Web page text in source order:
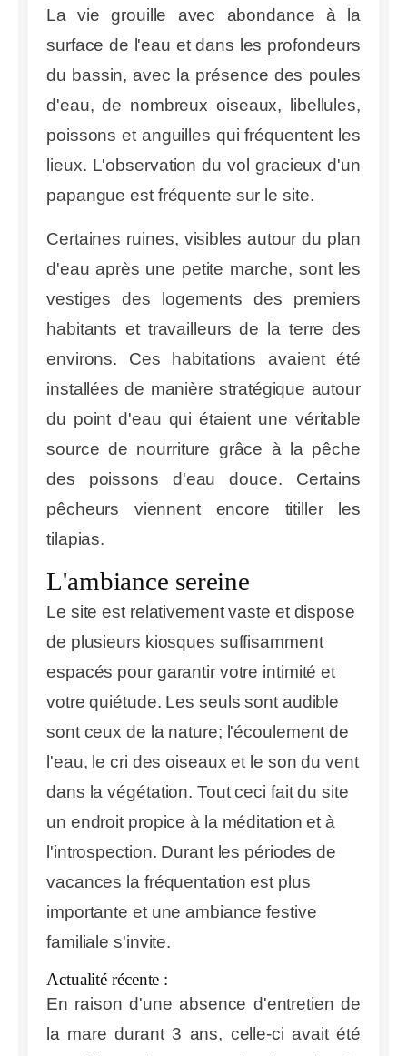
La vie grouille avec abondance à la
surface de l'eau et dans les profondeurs
du bassin, avec la présence des poules
d'eau, de nombreux oiseaux, libellules,
poissons et anguilles qui fréquentent les
lieux. L'observation du vol gracieux d'un
papangue est fréquente sur le site.
Certaines ruines, visibles autour du plan
d'eau après une petite marche, sont les
vestiges des logements des premiers
habitants et travailleurs de la terre des
environs. Ces habitations avaient été
installées de manière stratégique autour
du point d'eau qui étaient une véritable
source de nourriture grâce à la pêche
des poissons d'eau douce. Certains
pêcheurs viennent encore titiller les
tilapias.
L'ambiance sereine
Le site est relativement vaste et dispose
de plusieurs kiosques suffisamment
espacés pour garantir votre intimité et
votre quiétude. Les seuls sont audible
sont ceux de la nature; l'écoulement de
l'eau, le cri des oiseaux et le son du vent
dans la végétation. Tout ceci fait du site
un endroit propice à la méditation et à
l'introspection. Durant les périodes de
vacances la fréquentation est plus
importante et une ambiance festive
familiale s'invite.
Actualité récente :
En raison d'une absence d'entretien de
la mare durant 3 ans, celle-ci avait été